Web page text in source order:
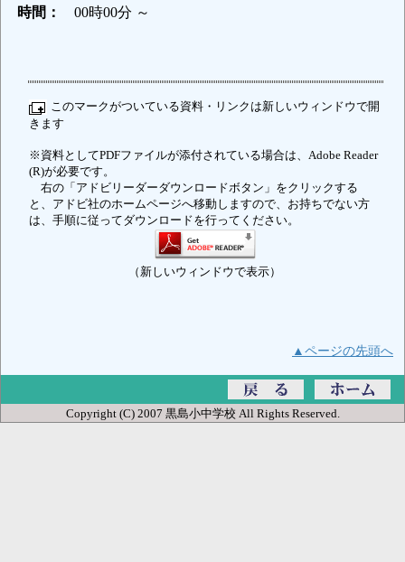
時間：
00時00分 ～
このマークがついている資料・リンクは新しいウィンドウで開
きます
※資料としてPDFファイルが添付されている場合は、Adobe Reader
(R)が必要です。
右の「アドビリーダーダウンロードボタン」をクリックする
と、アドビ社のホームページへ移動しますので、お持ちでない方
は、手順に従ってダウンロードを行ってください。
（新しいウィンドウで表示）
▲ページの先頭へ
Copyright (C) 2007 黒島小中学校 All Rights Reserved.